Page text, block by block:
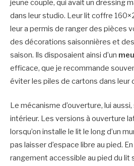
jeune couple, qui avait un dressing
dans leur studio. Leur lit coffre
leur a permis de ranger des pièces
des décorations saisonnières et
saison. Ils disposaient ainsi d’un
efficace, que je recommande
éviter les piles de cartons dans leur
Le mécanisme d’ouverture, lui
intérieur. Les versions à ouverture
lorsqu’on installe le lit le long d’un
pas laisser d’espace libre au pied.
rangement accessible au pied du lit